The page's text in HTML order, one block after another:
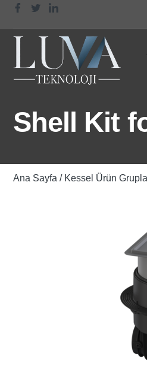
Shell Kit
Ana Sayfa / Kessel Ürün